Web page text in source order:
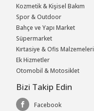
Kozmetik & Kişisel Bakım
Spor & Outdoor
Bahçe ve Yapı Market
Süpermarket
Kırtasiye & Ofis Malzemeleri
Ek Hizmetler
Otomobil & Motosiklet
Bizi Takip Edin
Facebook